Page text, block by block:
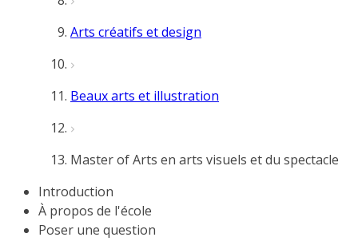
Arts créatifs et design
Beaux arts et illustration
Master of Arts en arts visuels et du spectacle
Introduction
À propos de l'école
Poser une question